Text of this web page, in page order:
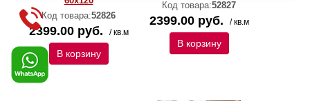
Код товара:52826
2399.00 руб. / кв.м
В корзину
Код товара:52827
2399.00 руб. / кв.м
В корзину